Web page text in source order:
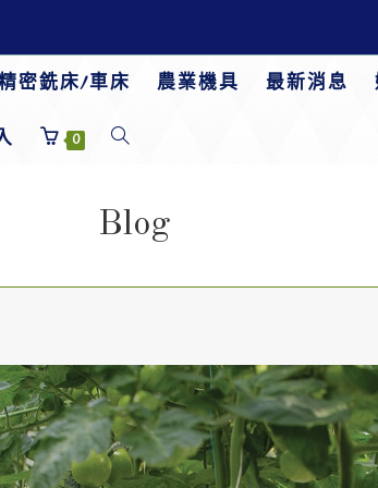
密銑床/車床 農業機具 最新消息
0
Blog